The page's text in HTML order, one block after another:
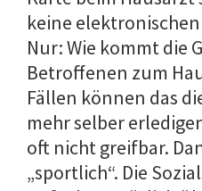
keine
Nur: Wie kommt die
Betroffenen zum
Fällen können das
mehr selber
oft nicht greifbar.
„sportlich“. Die